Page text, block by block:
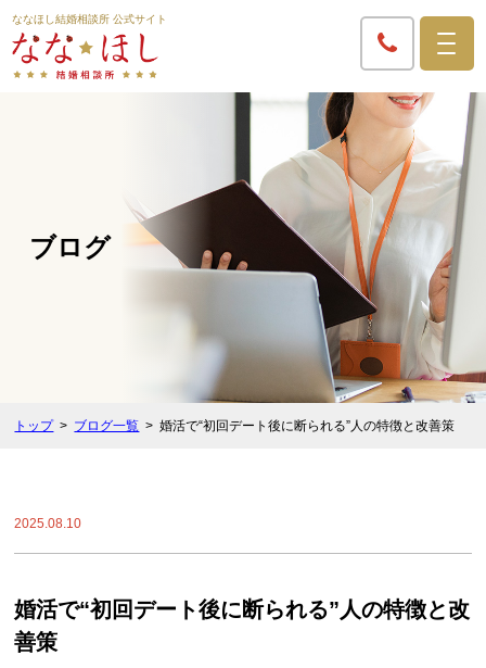
ななほし結婚相談所 公式サイト
ブログ
トップ ブログ一覧 婚活で“初回デート後に断られる”人の特徴と改善策
2025.08.10
婚活で“初回デート後に断られる”人の特徴と改
善策